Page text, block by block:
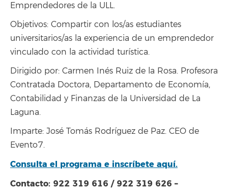
Emprendedores de la ULL.
Objetivos: Compartir con los/as estudiantes
universitarios/as la experiencia de un emprendedor
vinculado con la actividad turística.
Dirigido por: Carmen Inés Ruiz de la Rosa. Profesora
Contratada Doctora, Departamento de Economía,
Contabilidad y Finanzas de la Universidad de La
Laguna.
Imparte: José Tomás Rodríguez de Paz. CEO de
Evento7.
Consulta el programa e inscríbete aquí.
Contacto: 922 319 616 / 922 319 626 –